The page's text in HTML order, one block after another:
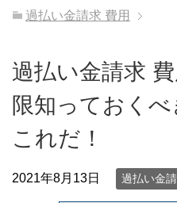
過払い金請求 費用
過払い金請求
限知っておく
これだ！
2021年8月13日 過払い金